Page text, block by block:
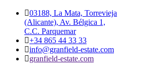
03188, La Mata, Torrevieja
(Alicante), Av. Bélgica 1,
C.C. Parquemar
+34 865 44 33 33
info@granfield-estate.com
granfield-estate.com